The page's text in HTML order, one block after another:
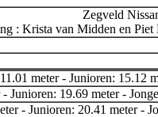
Zegveld
: Krista van Midden en
meter - Junioren: 15.12
Junioren: 19.69 meter -
- Junioren: 20.41 meter -